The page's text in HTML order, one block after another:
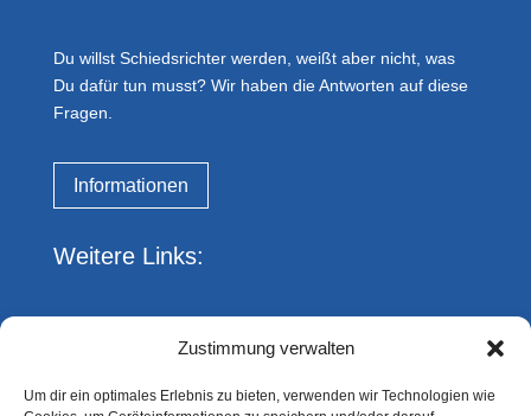
Zustimmung verwalten
Um dir ein optimales Erlebnis zu bieten, verwenden wir Technologien wie
Du willst Schiedsrichter werden, weißt aber nicht, was
Du dafür tun musst? Wir haben die Antworten auf diese
Fragen.
Informationen
Weitere Links:
DFBnet